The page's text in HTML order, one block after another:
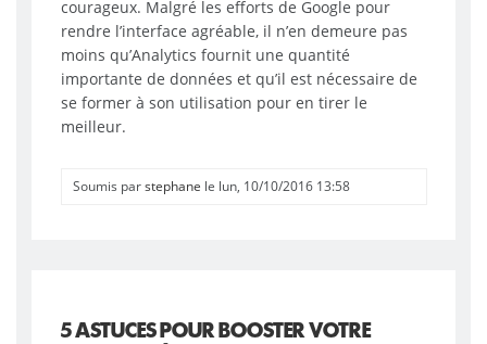
courageux. Malgré les efforts de Google pour
rendre l’interface agréable, il n’en demeure pas
moins qu’Analytics fournit une quantité
importante de données et qu’il est nécessaire de
se former à son utilisation pour en tirer le
meilleur.
Soumis parstephane le lun, 10/10/2016 13:58
5 ASTUCES POUR BOOSTER VOTRE